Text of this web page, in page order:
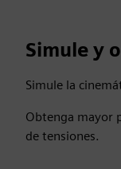
Simule y
Simule la
Obtenga mayor
de tensiones.